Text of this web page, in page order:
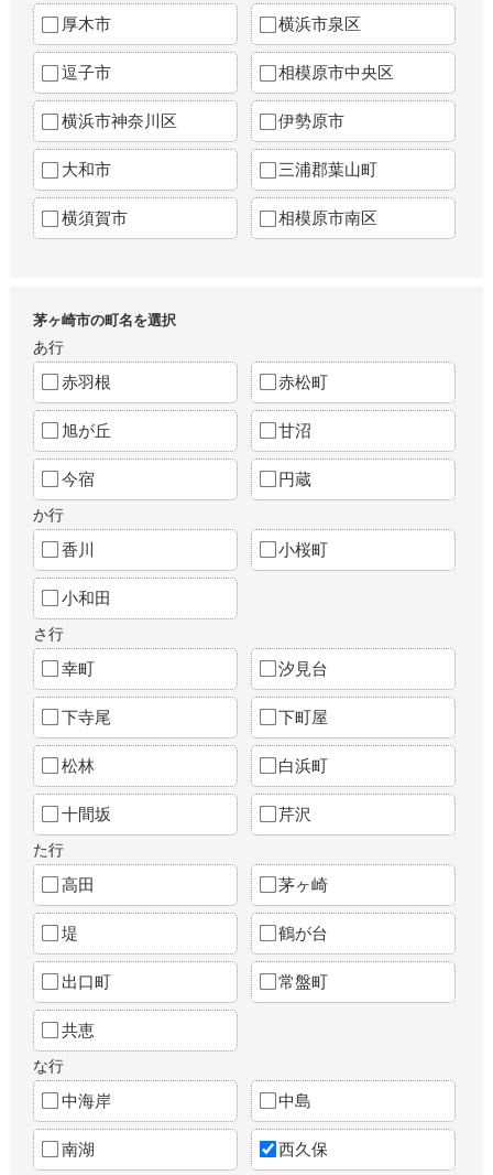
厚木市 横浜市泉区
逗子市 相模原市中央区
横浜市神奈川区 伊勢原市
大和市 三浦郡葉山町
横須賀市 相模原市南区
茅ヶ崎市の町名を選択
あ行
赤羽根 赤松町
旭が丘 甘沼
今宿 円蔵
か行
香川 小桜町
小和田
さ行
幸町 汐見台
下寺尾 下町屋
松林 白浜町
十間坂 芹沢
た行
高田 茅ヶ崎
堤 鶴が台
出口町 常盤町
共恵
な行
中海岸 中島
南湖 西久保